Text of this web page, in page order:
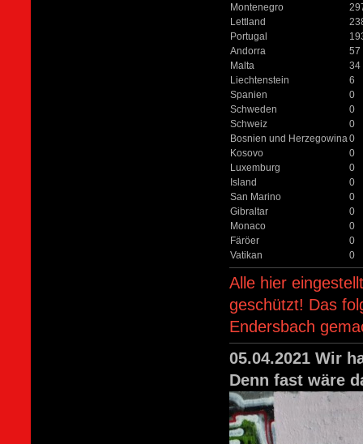
Montenegro
Lettland
Portugal
Andorra
57
Malta
34
Liechtenstein
6
Spanien
0
Schweden
0
Schweiz
0
Bosnien und Herzegowina0
Kosovo
0
Luxemburg
0
Island
0
San Marino
0
Gibraltar
0
Monaco
0
Färöer
0
Vatikan
0
Alle hier
geschützt! Das
Endersbach
05.04.2021 Wir
Denn fast wäre